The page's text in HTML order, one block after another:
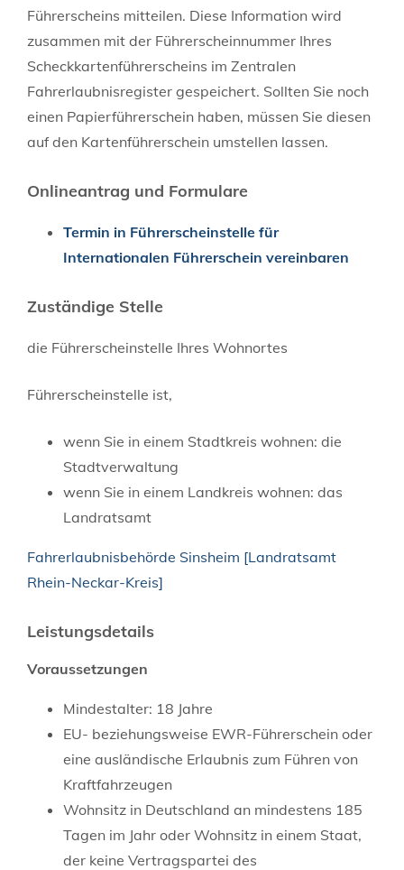
Führerscheins mitteilen. Diese Information wird
zusammen mit der Führerscheinnummer Ihres
Scheckkartenführerscheins im Zentralen
Fahrerlaubnisregister gespeichert. Sollten Sie noch
einen Papierführerschein haben, müssen Sie diesen
auf den Kartenführerschein umstellen lassen.
Onlineantrag und Formulare
Termin in Führerscheinstelle für
Internationalen Führerschein vereinbaren
Zuständige Stelle
die Führerscheinstelle Ihres Wohnortes
Führerscheinstelle ist,
wenn Sie in einem Stadtkreis wohnen: die
Stadtverwaltung
wenn Sie in einem Landkreis wohnen: das
Landratsamt
Fahrerlaubnisbehörde Sinsheim [Landratsamt
Rhein-Neckar-Kreis]
Leistungsdetails
Voraussetzungen
Mindestalter: 18 Jahre
EU- beziehungsweise EWR-Führerschein oder
eine ausländische Erlaubnis zum Führen von
Kraftfahrzeugen
Wohnsitz in Deutschland an mindestens 185
Tagen im Jahr oder Wohnsitz in einem Staat,
der keine Vertragspartei des